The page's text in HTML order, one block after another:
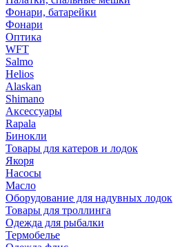
Фонари, батарейки
Фонари
Оптика
WFT
Salmo
Helios
Alaskan
Shimano
Аксессуары
Rapala
Бинокли
Товары для катеров и лодок
Якоря
Насосы
Масло
Оборудование для надувных лодок
Товары для троллинга
Одежда для рыбалки
Термобелье